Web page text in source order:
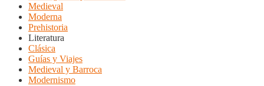
Medieval
Moderna
Prehistoria
Literatura
Clásica
Guías y Viajes
Medieval y Barroca
Modernismo